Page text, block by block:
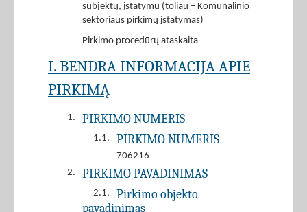
subjektų, įstatymu (toliau – Komunalinio
sektoriaus pirkimų įstatymas)
Pirkimo procedūrų ataskaita
I. BENDRA INFORMACIJA APIE
PIRKIMĄ
1. PIRKIMO NUMERIS
1.1. PIRKIMO NUMERIS
706216
2.
PIRKIMO PAVADINIMAS
2.1.
Pirkimo objekto
pavadinimas